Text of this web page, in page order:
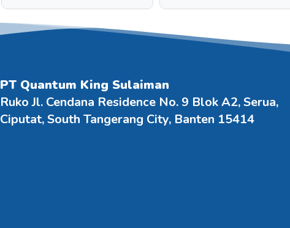
PT Quantum King Sulaiman
Ruko Jl. Cendana Residence No. 9 Blok A2, Serua,
Ciputat, South Tangerang City, Banten 15414